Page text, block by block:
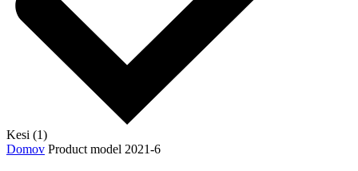
Kesi (1)
Domov Product model 2021-6